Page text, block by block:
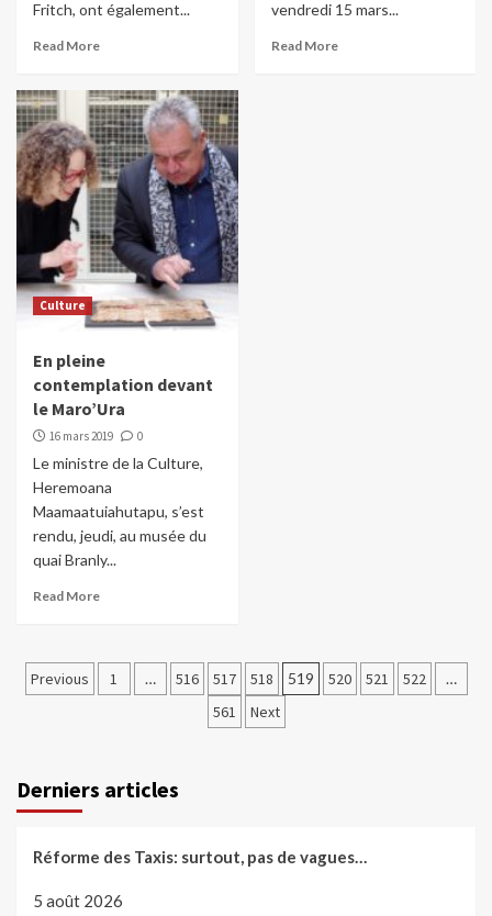
Fritch, ont également...
Read More
vendredi 15 mars...
Read More
Culture
En pleine
contemplation devant
le Maro’Ura
16 mars 2019 0
Le ministre de la Culture,
Heremoana
Maamaatuiahutapu, s’est
rendu, jeudi, au musée du
quai Branly...
Read More
Pagination
Previous 1 … 516 517 518 519 520 521 522 …
561 Next
Derniers articles
Réforme des Taxis: surtout, pas de vagues…
5 août 2026